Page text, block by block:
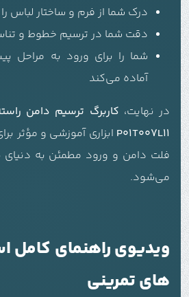
درک شما از فرم و ساختار لباس
دقت شما در ترسیم خطوط و
شما را برای ورود به مراحل
آماده می‌کند
در نهایت، کاربرگ ترسیم دامن
P01T007L11 ابزاری آموزشی و مؤثر
فلت دامن و ورود مطمئن به
می‌شود.
ویدیوی راهنمای کامل
های تمرینی